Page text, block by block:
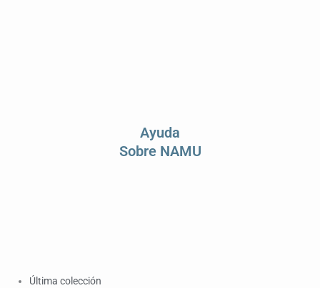
Ayuda
Sobre NAMU
Última colección